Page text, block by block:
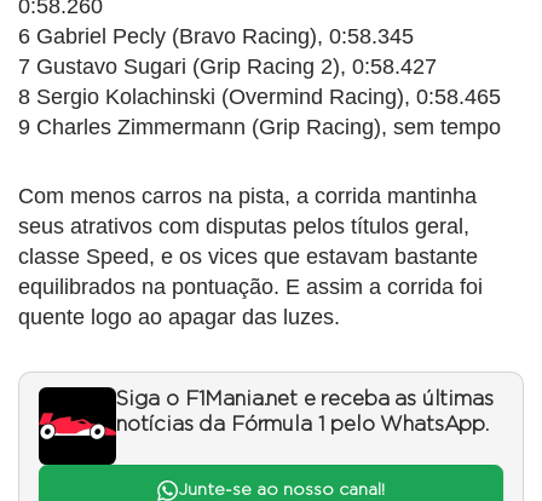
0:58.260
6 Gabriel Pecly (Bravo Racing), 0:58.345
7 Gustavo Sugari (Grip Racing 2), 0:58.427
8 Sergio Kolachinski (Overmind Racing), 0:58.465
9 Charles Zimmermann (Grip Racing), sem tempo
Com menos carros na pista, a corrida mantinha
seus atrativos com disputas pelos títulos geral,
classe Speed, e os vices que estavam bastante
equilibrados na pontuação. E assim a corrida foi
quente logo ao apagar das luzes.
Siga o F1Mania.net e receba as últimas
notícias da Fórmula 1 pelo WhatsApp.
Junte-se ao nosso canal!